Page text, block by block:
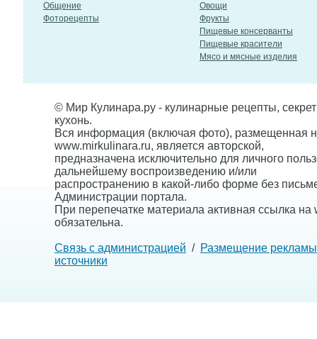
Общение
Фоторецепты
Овощи
Фрукты
Пищевые консерванты
Пищевые красители
Мясо и мясные изделия
© Мир Кулинара.ру - кулинарные рецепты,
кухонь.
Вся информация (включая фото), размещенная
www.mirkulinara.ru, является авторской,
предназначена исключительно для личного
дальнейшему воспроизведению и/или
распространению в какой-либо форме без
Администрации портала.
При перепечатке материала активная ссылка на
обязательна.
Связь с администрацией / Размещение рекламы
источники